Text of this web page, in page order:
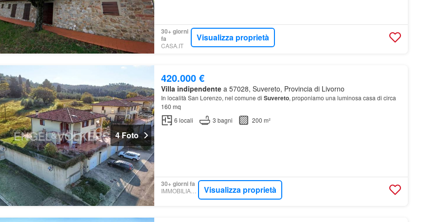
30+ giorni
fa
CASA.IT
Visualizza proprietà
4 Foto
420.000 €
Villa indipendentea 57028, Suvereto, Provincia di Livorno
In località San Lorenzo, nel comune di Suvereto, proponiamo una luminosa casa di circa
160 mq
6 locali 3 bagni 200 m²
30+ giorni fa
IMMOBILIARE.IT Visualizza proprietà